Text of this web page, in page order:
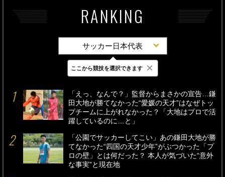
RANKING
サッカー日本代表
最新 24時間 週間
「えっ、なんで？」監督からまさかの宣告…鎌
田大地が勝てなかった“愛媛の天才”はなぜトッ
プチームに上がれなかった？「大地はプロで活
躍しているのに…と」
「公園でサッカーしてこい」あの鎌田大地が勝
てなかった“四国の天才少年”がぶつかった「プ
ロの壁」とは何だった？ 本人が気づいた“意外
な事実”と現在地
ここから競技を選択できます ×